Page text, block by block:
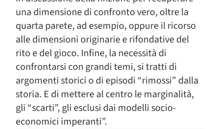
una dimensione di confronto vero, oltre la
quarta parete, ad esempio, oppure il ricorso
alle dimensioni originarie e rifondative del
rito e del gioco. Infine, la necessità di
confrontarsi con grandi temi, si tratti di
argomenti storici o di episodi “rimossi” dalla
storia. E di mettere al centro le marginalità,
gli “scarti”, gli esclusi dai modelli socio-
economici imperanti”.